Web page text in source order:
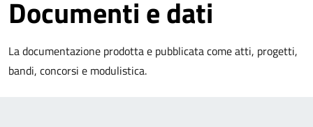
Documenti e dati
La documentazione prodotta e pubblicata come atti, progetti,
bandi, concorsi e modulistica.